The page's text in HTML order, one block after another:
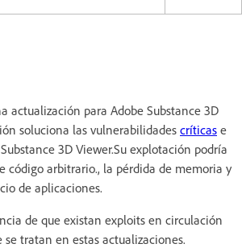
actualización para Adobe Substance 3D
soluciona las vulnerabilidades críticas e
3D Viewer.Su explotación podría
código arbitrario., la pérdida de memoria y
de aplicaciones.
de que existan exploits en circulación
se tratan en estas actualizaciones.